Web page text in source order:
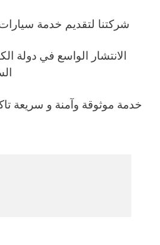
شركتنا لتقديم خدمة
الانتشار الواسع في دولة
خدمة موثوقة وآمنة و سريعة